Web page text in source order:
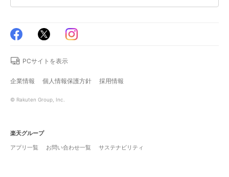
PCサイトを表示
企業情報 個人情報保護方針 採用情報
© Rakuten Group, Inc.
楽天グループ
アプリ一覧
お問い合わせ一覧 サステナビリティ